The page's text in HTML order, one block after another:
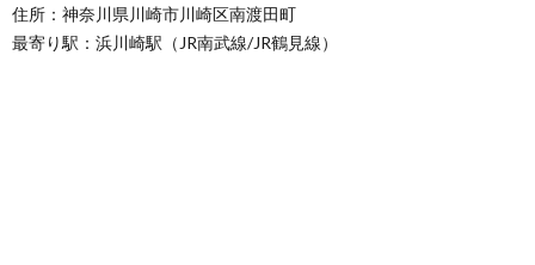
住所：神奈川県川崎市川崎区南渡田町
最寄り駅：浜川崎駅（JR南武線/JR鶴見線）